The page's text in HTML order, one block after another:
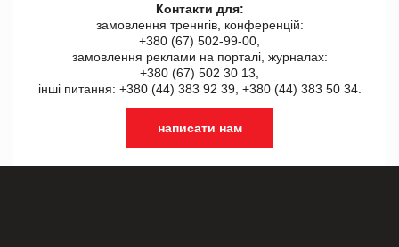
Контакти для:
замовлення треннгів, конференцій:
+380 (67) 502-99-00,
замовлення реклами на порталі, журналах:
+380 (67) 502 30 13,
інші питання: +380 (44) 383 92 39, +380 (44) 383 50 34.
написати нам